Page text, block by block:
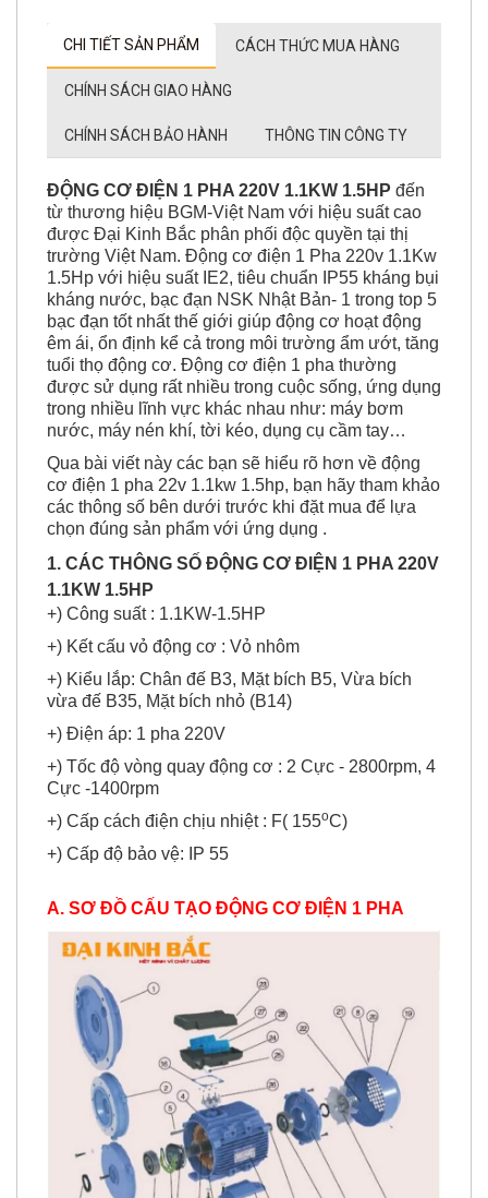
CHI TIẾT SẢN PHẨM CÁCH THỨC MUA HÀNG
CHÍNH SÁCH GIAO HÀNG
CHÍNH SÁCH BẢO HÀNH THÔNG TIN CÔNG TY
ĐỘNG CƠ ĐIỆN 1 PHA 220V 1.1KW 1.5HP đến
từ thương hiệu BGM-Việt Nam với hiệu suất cao
được Đại Kinh Bắc phân phối độc quyền tại thị
trường Việt Nam. Động cơ điện 1 Pha 220v 1.1Kw
1.5Hp với hiệu suất IE2, tiêu chuẩn IP55 kháng bụi
kháng nước, bạc đạn NSK Nhật Bản- 1 trong top 5
bạc đạn tốt nhất thế giới giúp động cơ hoạt động
êm ái, ổn định kể cả trong môi trường ẩm ướt, tăng
tuổi thọ động cơ. Động cơ điện 1 pha thường
được sử dụng rất nhiều trong cuộc sống, ứng dụng
trong nhiều lĩnh vực khác nhau như: máy bơm
nước, máy nén khí, tời kéo, dụng cụ cầm tay…
Qua bài viết này các bạn sẽ hiểu rõ hơn về động
cơ điện 1 pha 22v 1.1kw 1.5hp, bạn hãy tham khảo
các thông số bên dưới trước khi đặt mua để lựa
chọn đúng sản phẩm với ứng dụng .
1. CÁC THÔNG SỐ ĐỘNG CƠ ĐIỆN 1 PHA 220V
1.1KW 1.5HP
+) Công suất : 1.1KW-1.5HP
+) Kết cấu vỏ động cơ : Vỏ nhôm
+) Kiểu lắp: Chân đế B3, Mặt bích B5, Vừa bích
vừa đế B35, Mặt bích nhỏ (B14)
+) Điện áp: 1 pha 220V
+) Tốc độ vòng quay động cơ : 2 Cực - 2800rpm, 4
Cực -1400rpm
+) Cấp cách điện chịu nhiệt : F( 155oC)
+) Cấp độ bảo vệ: IP 55
A. SƠ ĐỒ CẤU TẠO ĐỘNG CƠ ĐIỆN 1 PHA